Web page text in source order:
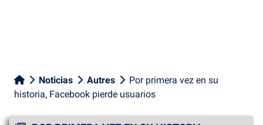
Noticias Autres
Por primera vez en su
historia, Facebook pierde usuarios